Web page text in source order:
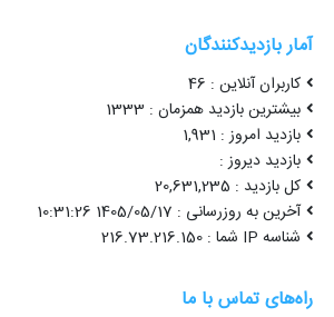
آمار بازدیدکنندگان
کاربران آنلاین : 46
بیشترین بازدید همزمان : 1333
بازدید امروز : 1,931
بازدید دیروز :
کل بازدید : 20,631,235
آخرین به روزرسانی : 1405/05/17 10:31:26
شناسه IP شما : 216.73.216.150
راه‌های تماس با ما